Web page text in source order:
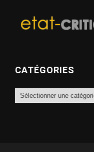
CATÉGORIES
Catégories